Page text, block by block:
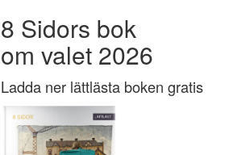
8 Sidors bok
om valet 2026
Ladda ner lättlästa boken gratis